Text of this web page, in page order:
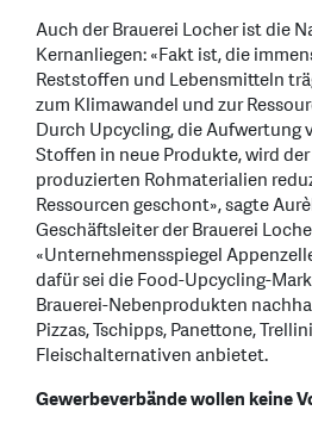
Auch der Brauerei Locher ist die
Kernanliegen: «Fakt ist, die
Reststoffen und Lebensmitteln
zum Klimawandel und zur
Durch Upcycling, die Aufwertung
Stoffen in neue Produkte, wird
produzierten Rohmaterialien
Ressourcen geschont», sagte
Geschäftsleiter der Brauerei
«Unternehmensspiegel
dafür sei die Food-Upcycling-
Brauerei-Nebenprodukten
Pizzas, Tschipps, Panettone,
Fleischalternativen anbietet.
Gewerbeverbände wollen keine